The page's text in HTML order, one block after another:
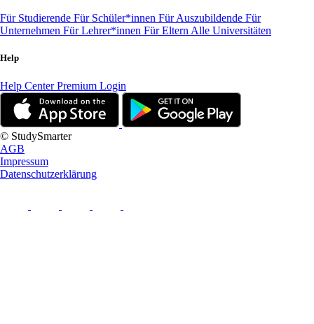
Für Studierende Für Schüler*innen Für Auszubildende Für
Unternehmen Für Lehrer*innen Für Eltern Alle Universitäten
Help
Help CenterPremium Login
© StudySmarter
AGB
Impressum
Datenschutzerklärung